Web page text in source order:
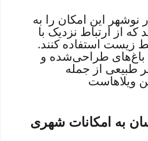
نوشهر این امکان را به
از ارتباط نزدیک با
زیست استفاده کنند.
باغ‌های طراحی‌شده و
طبیعی از جمله
ویلاهاست
به امکانات شهری